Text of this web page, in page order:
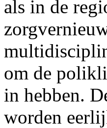
als in de
om de
in hebben.
worden